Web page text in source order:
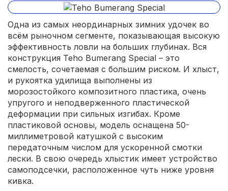
Одна из самых неординарных зимних удочек во
всём рыночном сегменте, показывающая высокую
эффективность ловли на больших глубинах. Вся
конструкция Teho Bumerang Special – это
смелость, сочетаемая с большим риском. И хлыст,
и рукоятка удилища выполнены из
морозостойкого композитного пластика, очень
упругого и неподверженного пластической
деформации при сильных изгибах. Кроме
пластиковой основы, модель оснащена 50-
миллиметровой катушкой с высоким
передаточным числом для ускоренной смотки
лески. В свою очередь хлыстик имеет устройство
самоподсечки, расположенное чуть ниже уровня
кивка.